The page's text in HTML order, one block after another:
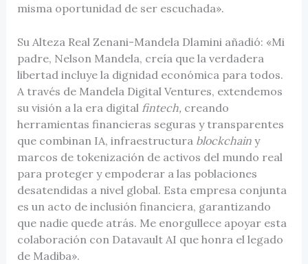
misma oportunidad de ser escuchada».
Su Alteza Real Zenani-Mandela Dlamini añadió: «Mi
padre, Nelson Mandela, creía que la verdadera
libertad incluye la dignidad económica para todos.
A través de Mandela Digital Ventures, extendemos
su visión a la era digital fintech, creando
herramientas financieras seguras y transparentes
que combinan IA, infraestructura blockchainy
marcos de tokenización de activos del mundo real
para proteger y empoderar a las poblaciones
desatendidas a nivel global. Esta empresa conjunta
es un acto de inclusión financiera, garantizando
que nadie quede atrás. Me enorgullece apoyar esta
colaboración con Datavault AI que honra el legado
de Madiba».